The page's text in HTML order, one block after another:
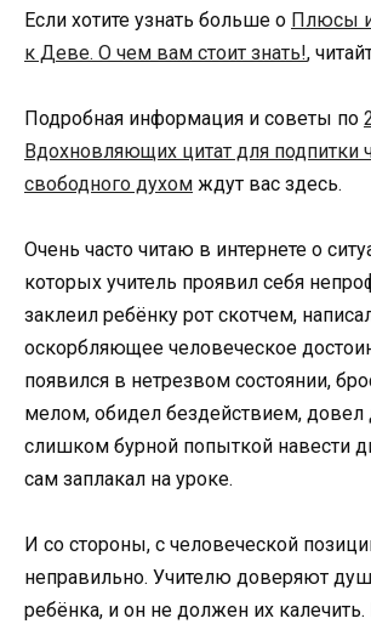
Если хотите узнать больше о Плюсы
к Деве. О чем вам стоит знать!,
Подробная информация и советы по
Вдохновляющих цитат для подпитки
свободного духом ждут вас здесь.
Очень часто читаю в интернете о
которых учитель проявил себя
заклеил ребёнку рот скотчем,
оскорбляющее человеческое
появился в нетрезвом состоянии,
мелом, обидел бездействием, довел
слишком бурной попыткой навести
сам заплакал на уроке.
И со стороны, с человеческой
неправильно. Учителю доверяют
ребёнка, и он не должен их